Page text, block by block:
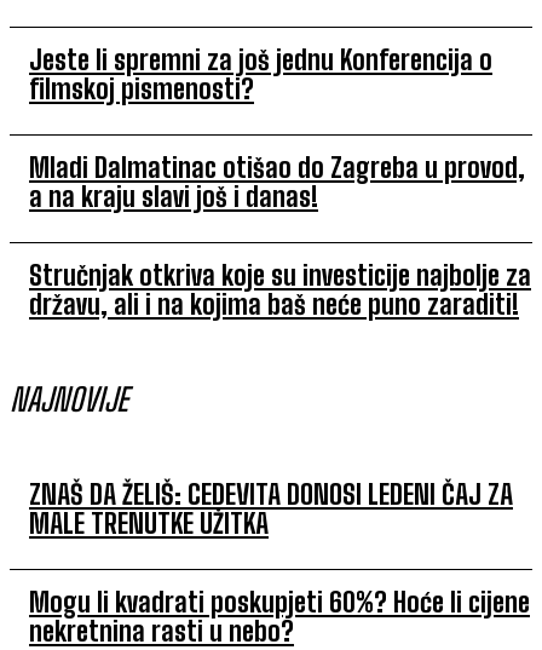
Jeste li spremni za još jednu Konferencija o
filmskoj pismenosti?
Mladi Dalmatinac otišao do Zagreba u provod,
a na kraju slavi još i danas!
Stručnjak otkriva koje su investicije najbolje za
državu, ali i na kojima baš neće puno zaraditi!
NAJNOVIJE
ZNAŠ DA ŽELIŠ: CEDEVITA DONOSI LEDENI ČAJ ZA
MALE TRENUTKE UŽITKA
Mogu li kvadrati poskupjeti 60%? Hoće li cijene
nekretnina rasti u nebo?